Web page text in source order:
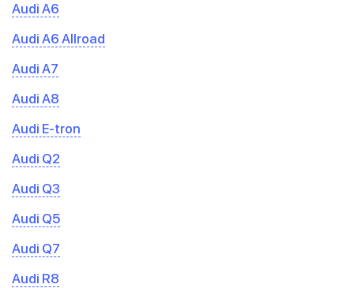
Audi A6
Audi A6 Allroad
Audi A7
Audi A8
Audi E-tron
Audi Q2
Audi Q3
Audi Q5
Audi Q7
Audi R8